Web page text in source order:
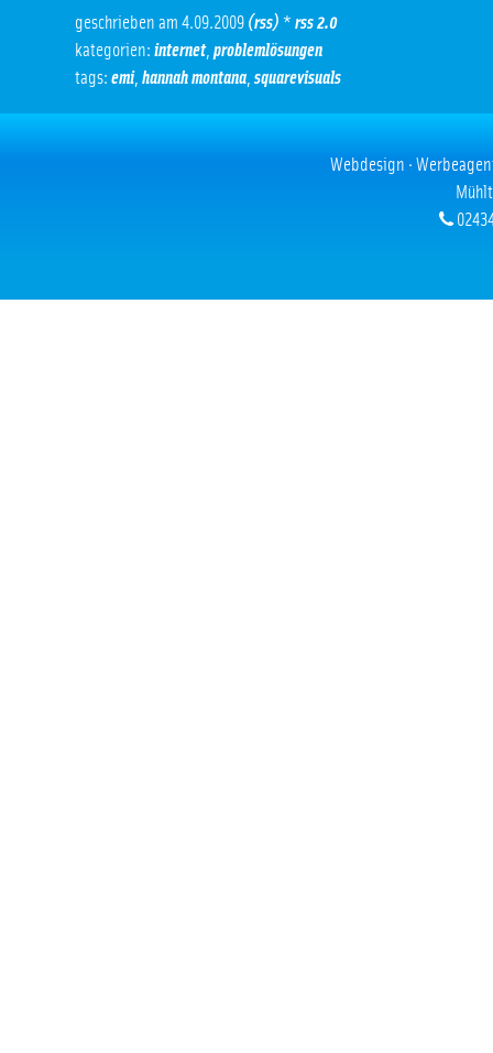
geschrieben am 4.09.2009 (rss) * rss 2.0
kategorien: internet, problemlösungen
tags: emi, hannah montana squarevisuals
Webdesign ·